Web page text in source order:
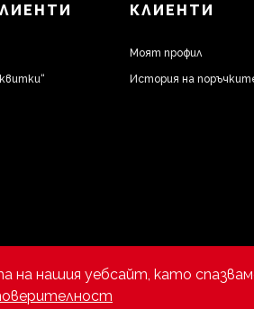
нашия уебсайт, като
КЛИЕНТИ
Моят профил
История на